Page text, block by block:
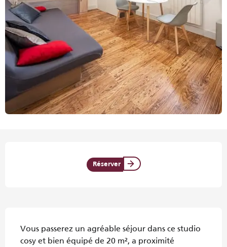
Réserver
Vous passerez un agréable séjour dans ce studio
cosy et bien équipé de 20 m², a proximité